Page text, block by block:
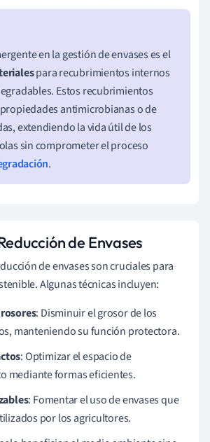
en la gestión de envases es el
para recubrimientos internos
Estos recubrimientos
antimicrobianas o de
extendiendo la vida útil de los
sin comprometer el proceso
.
de Envases
de envases son cruciales para
Algunas técnicas incluyen:
: Disminuir el grosor de los
manteniendo su función protectora.
: Optimizar el espacio de
mediante formas eficientes.
: Fomentar el uso de envases que
por los agricultores.